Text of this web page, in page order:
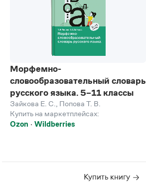
Морфемно-
словообразовательный словарь
русского языка. 5–11 классы
Зайкова Е. С.
Попова Т. В.
Купить на маркетплейсах:
Ozon
Wildberries
Купить книгу